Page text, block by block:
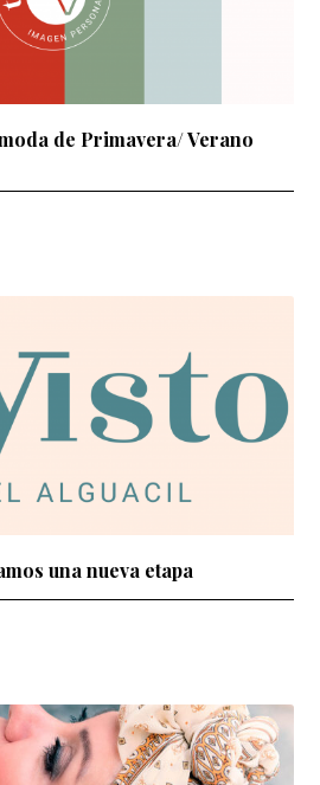
de Primavera/ Verano
una nueva etapa